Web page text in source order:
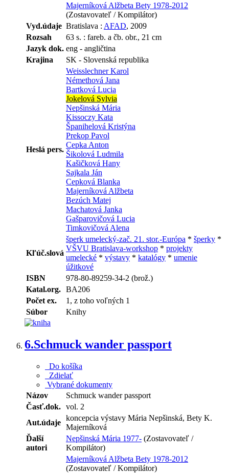
Majerníková Alžbeta Bety 1978-2012
(Zostavovateľ / Kompilátor)
Vyd.údaje Bratislava : AFAD, 2009
Rozsah
63 s. : fareb. a čb. obr., 21 cm
Jazyk dok. eng - angličtina
Krajina
SK - Slovenská republika
Heslá pers.
Weisslechner Karol
Némethová Jana
Bartková Lucia
Jokelová Sylvia
Nepšinská Mária
Kissoczy Kata
Španihelová Kristýna
Prekop Pavol
Cepka Anton
Šikolová Ludmila
Kašičková Hany
Sajkala Ján
Cepková Blanka
Majerníková Alžbeta
Bezúch Matej
Machatová Janka
Gašparovičová Lucia
Timkovičová Alena
Kľúč.slová
šperk umelecký-zač. 21. stor.-Európa * šperky *
VŠVU Bratislava-workshop * projekty
umelecké * výstavy * katalógy * umenie
úžitkové
ISBN
978-80-89259-34-2 (brož.)
Katal.org. BA206
Počet ex.
1, z toho voľných 1
Súbor
Knihy
6.Schmuck wander passport
Do košíka
Zdielať
Vybrané dokumenty
Názov
Schmuck wander passport
Časť.dok. vol. 2
Aut.údaje
koncepcia výstavy Mária Nepšinská, Bety K.
Majerníková
Ďalší
autori
Nepšinská Mária 1977- (Zostavovateľ /
Kompilátor)
Majerníková Alžbeta Bety 1978-2012
(Zostavovateľ / Kompilátor)